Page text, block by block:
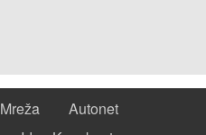
Mreža
Autonet